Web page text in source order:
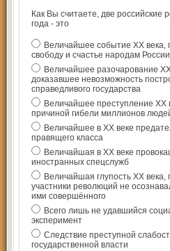
Как Вы считаете, две российские
года - это
Величайшее событие ХХ века,
свободу и счастье народам России
Величайшее разочарование
доказавшее невозможность
справедливого государства
Величайшее преступление ХХ
причиной гибели миллионов
Величайшее в ХХ веке
правящего класса
Величайшая в ХХ веке
иностранных спецслужб
Величайшая глупость ХХ века,
участники революций не
ими совершённого
Всего лишь не удавшийся
эксперимент
Следствие преступной
государственной власти